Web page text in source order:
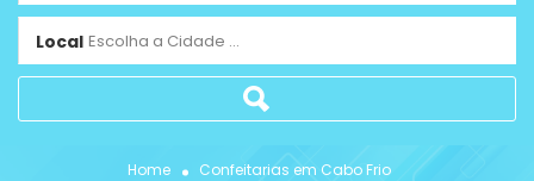
Local Escolha a Cidade ...
Home Confeitarias em Cabo Frio